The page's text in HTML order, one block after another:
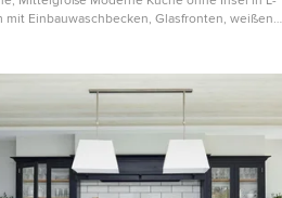
mit Einbauwaschbecken, Glasfronten, weißen
braunem Holzboden, braunem Boden und
Arbeitsplatte in Rom